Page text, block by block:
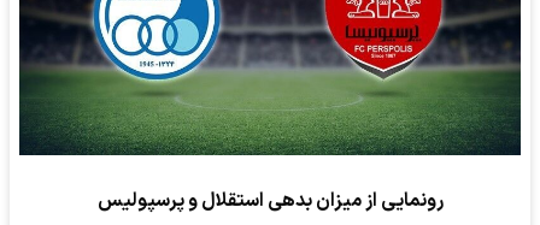
رونمایی از میزان بدهی استقلال و پرسپولیس